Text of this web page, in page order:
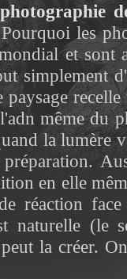
photographie
les
et sont
simplement
même du
la lumère
en elle
réaction
naturelle (le
la créer.